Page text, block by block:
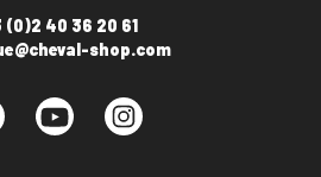
(0)2 40 36 20 61
shop.com
Facebook YouTube